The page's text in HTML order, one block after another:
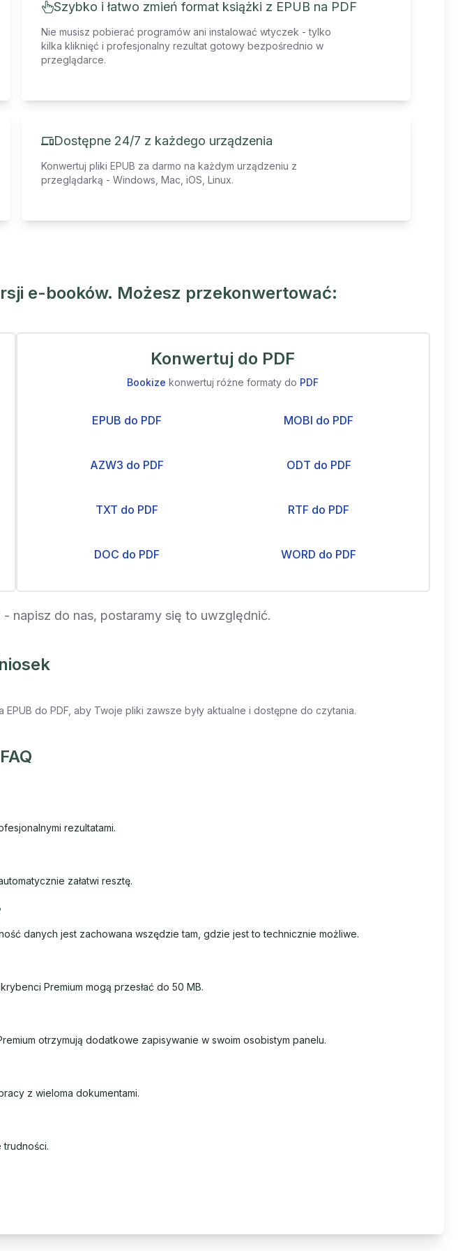
Szybko i łatwo zmień format książki z EPUB na PDF
Nie musisz pobierać programów ani instalować wtyczek - tylko
kilka kliknięć i profesjonalny rezultat gotowy bezpośrednio w
przeglądarce.
Dostępne 24/7 z każdego urządzenia
Konwertuj pliki EPUB za darmo na każdym urządzeniu z
przeglądarką - Windows, Mac, iOS, Linux.
e-booków. Możesz przekonwertować:
Konwertuj do PDF
Bookize konwertuj różne formaty do PDF
EPUB do PDF MOBI do PDF
AZW3 do PDF ODT do PDF
TXT do PDF RTF do PDF
DOC do PDF WORD do PDF
napisz do nas, postaramy się to uwzględnić.
do PDF, aby Twoje pliki zawsze były aktualne i dostępne do czytania.
FAQ
rezultatami.
załatwi resztę.
danych jest zachowana wszędzie tam, gdzie jest to technicznie możliwe.
Premium mogą przesłać do 50 MB.
otrzymują dodatkowe zapisywanie w swoim osobistym panelu.
z wieloma dokumentami.
trudności.